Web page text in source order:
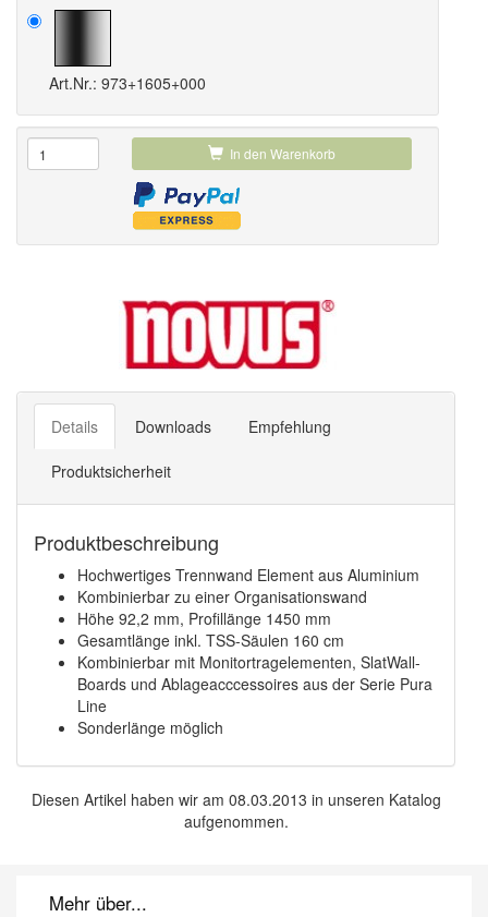
Art.Nr.: 973+1605+000
In den Warenkorb
Details Downloads Empfehlung
Produktsicherheit
Produktbeschreibung
Hochwertiges Trennwand Element aus Aluminium
Kombinierbar zu einer Organisationswand
Höhe 92,2 mm, Profillänge 1450 mm
Gesamtlänge inkl. TSS-Säulen 160 cm
Kombinierbar mit Monitortragelementen, SlatWall-
Boards und Ablageacccessoires aus der Serie Pura
Line
Sonderlänge möglich
Diesen Artikel haben wir am 08.03.2013 in unseren Katalog
aufgenommen.
Mehr über...